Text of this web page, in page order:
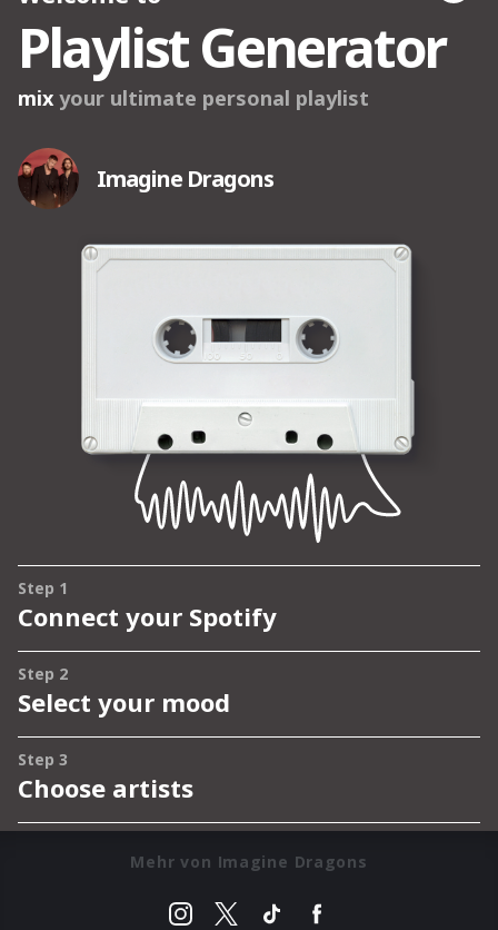
Mehr von Imagine Dragons